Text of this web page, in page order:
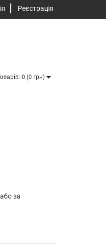
Реєстрація
0 (0 грн)
за